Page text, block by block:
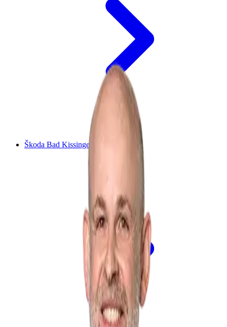
Škoda Bad Kissingen